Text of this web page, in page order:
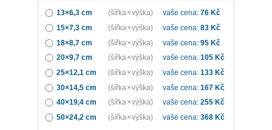
13×6,3 cm (šířka × výška) vaše cena: 76 Kč
15×7,3 cm
(šířka × výška) vaše cena: 83 Kč
18×8,7 cm
(šířka × výška) vaše cena: 95 Kč
20×9,7 cm
(šířka × výška) vaše cena: 105 Kč
25×12,1 cm
(šířka × výška) vaše cena: 133 Kč
30×14,5 cm
(šířka × výška) vaše cena: 167 Kč
40×19,4 cm
(šířka × výška) vaše cena: 255 Kč
50×24,2 cm
(šířka × výška) vaše cena: 368 Kč